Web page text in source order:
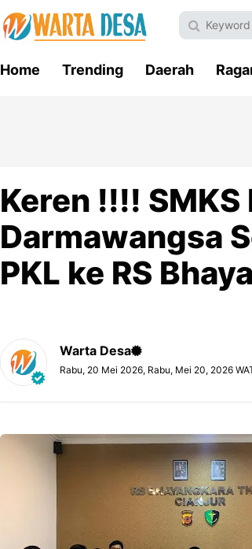
Home Trending Daerah
Keren !!!!
Darmawangsa
PKL ke RS
Warta Desa
Rabu, 20 Mei 2026, Rabu, Mei 20, 2026